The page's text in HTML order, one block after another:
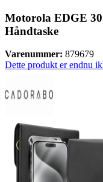
Motorola EDGE
Håndtaske
Varenummer: 879679
Dette produkt er endnu